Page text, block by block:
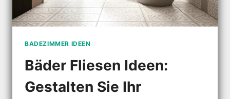
BADEZIMMER IDEEN
Bäder Fliesen Ideen:
Gestalten Sie Ihr